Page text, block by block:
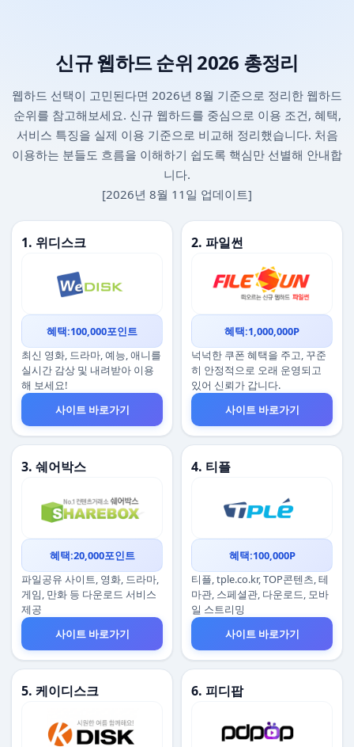
신규 웹하드 순위 2026 총정리
웹하드 선택이 고민된다면 2026년 8월 기준으로 정리한 웹하드
순위를 참고해보세요. 신규 웹하드를 중심으로 이용 조건, 혜택,
서비스 특징을 실제 이용 기준으로 비교해 정리했습니다. 처음
이용하는 분들도 흐름을 이해하기 쉽도록 핵심만 선별해 안내합
니다.
[2026년 8월 11일 업데이트]
1. 위디스크
혜택:100,000포인트
최신 영화, 드라마, 예능, 애니를
실시간 감상 및 내려받아 이용
해 보세요!
사이트 바로가기
2. 파일썬
혜택:1,000,000P
넉넉한 쿠폰 혜택을 주고, 꾸준
히 안정적으로 오래 운영되고
있어 신뢰가 갑니다.
사이트 바로가기
3. 쉐어박스
혜택:20,000포인트
파일공유 사이트, 영화, 드라마,
게임, 만화 등 다운로드 서비스
제공
사이트 바로가기
4. 티플
혜택:100,000P
티플, tple.co.kr, TOP콘텐츠, 테
마관, 스페셜관, 다운로드, 모바
일 스트리밍
사이트 바로가기
5. 케이디스크 6. 피디팝